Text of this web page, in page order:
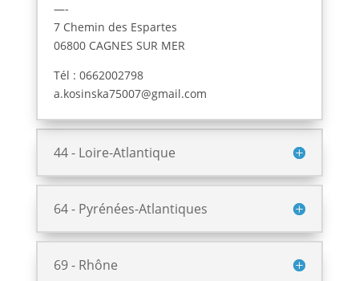
—-
7 Chemin des Espartes
06800 CAGNES SUR MER
Tél : 0662002798
a.kosinska75007@gmail.com
44 - Loire-Atlantique
64 - Pyrénées-Atlantiques
69 - Rhône